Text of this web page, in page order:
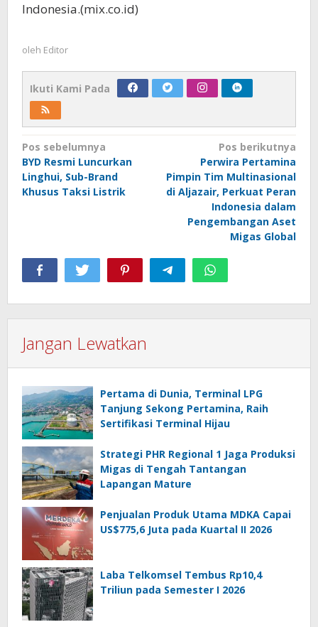
Indonesia.(mix.co.id)
oleh Editor
Ikuti Kami Pada
Navigasi
pos
Pos sebelumnya
BYD Resmi Luncurkan
Linghui, Sub-Brand
Khusus Taksi Listrik
Pos berikutnya
Perwira Pertamina
Pimpin Tim Multinasional
di Aljazair, Perkuat Peran
Indonesia dalam
Pengembangan Aset
Migas Global
Jangan Lewatkan
Pertama di Dunia, Terminal LPG
Tanjung Sekong Pertamina, Raih
Sertifikasi Terminal Hijau
Strategi PHR Regional 1 Jaga Produksi
Migas di Tengah Tantangan
Lapangan Mature
Penjualan Produk Utama MDKA Capai
US$775,6 Juta pada Kuartal II 2026
Laba Telkomsel Tembus Rp10,4
Triliun pada Semester I 2026